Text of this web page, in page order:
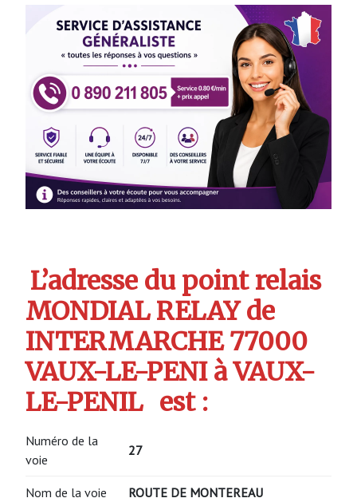
L’adresse du point relais
MONDIAL RELAY de
INTERMARCHE 77000
VAUX-LE-PENI à VAUX-
LE-PENIL est :
Numéro de la
voie
27
Nom de la voie ROUTE DE MONTEREAU